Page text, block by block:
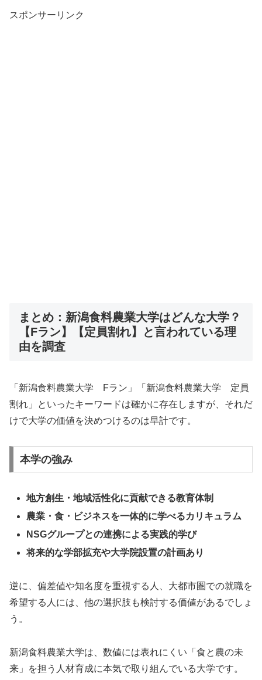
スポンサーリンク
まとめ：新潟食料農業大学はどんな大学？
【Fラン】【定員割れ】と言われている理
由を調査
「新潟食料農業大学 Fラン」「新潟食料農業大学 定員
割れ」といったキーワードは確かに存在しますが、それだ
けで大学の価値を決めつけるのは早計です。
本学の強み
地方創生・地域活性化に貢献できる教育体制
農業・食・ビジネスを一体的に学べるカリキュラム
NSGグループとの連携による実践的学び
将来的な学部拡充や大学院設置の計画あり
逆に、偏差値や知名度を重視する人、大都市圏での就職を
希望する人には、他の選択肢も検討する価値があるでしょ
う。
新潟食料農業大学は、数値には表れにくい「食と農の未
来」を担う人材育成に本気で取り組んでいる大学です。